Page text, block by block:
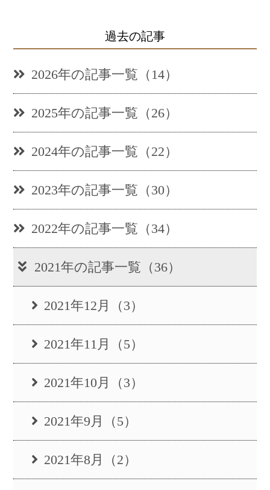
過去の記事
2026年の記事一覧（14）
2025年の記事一覧（26）
2024年の記事一覧（22）
2023年の記事一覧（30）
2022年の記事一覧（34）
2021年の記事一覧（36）
2021年12月（3）
2021年11月（5）
2021年10月（3）
2021年9月（5）
2021年8月（2）